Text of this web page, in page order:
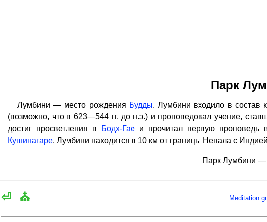
Парк
Лумбини — место рождения Будды. Лумбини входило в состав
(возможно, что в 623—544 гг. до н.э.) и проповедовал учение,
достиг просветления в
Бодх-Гаеи прочитал первую проповедь
Кушинагаре. Лумбини находится в 10 км от границы Непала с
Парк Лумбини —
⏎ ⛪ Meditation